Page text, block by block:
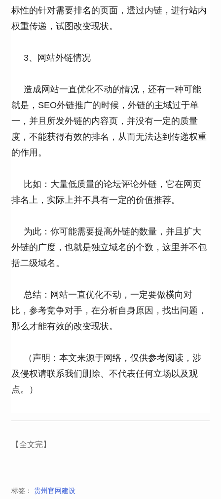
标性的针对需要排名的页面，透过内链，进行站内
权重传递，试图改变现状。
3、网站外链情况
造成网站一直优化不动的情况，还有一种可能
就是，SEO外链推广的时候，外链的主域过于单
一，并且所发外链的内容页，并没有一定的质量
度，不能获得有效的排名，从而无法达到传递权重
的作用。
比如：大量低质量的论坛评论外链，它在网页
排名上，实际上并不具有一定的价值推荐。
为此：你可能需要提高外链的数量，并且扩大
外链的广度，也就是独立域名的个数，这里并不包
括二级域名。
总结：网站一直优化不动，一定要做横向对
比，参考竞争对手，在分析自身原因，找出问题，
那么才能有效的改变现状。
（声明：本文来源于网络，仅供参考阅读，涉
及侵权请联系我们删除、不代表任何立场以及观
点。）
【全文完】
标签： 贵州官网建设